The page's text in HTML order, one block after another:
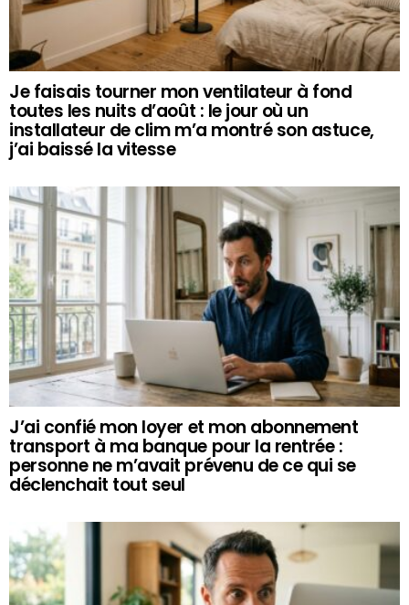
Je faisais tourner mon ventilateur à fond
toutes les nuits d’août : le jour où un
installateur de clim m’a montré son astuce,
j’ai baissé la vitesse
J’ai confié mon loyer et mon abonnement
transport à ma banque pour la rentrée :
personne ne m’avait prévenu de ce qui se
déclenchait tout seul